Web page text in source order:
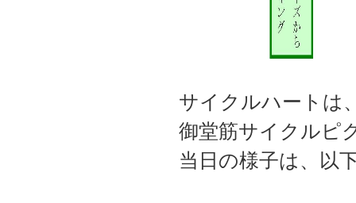
サイクルハートは
御堂筋サイクルピ
当日の様子は、以